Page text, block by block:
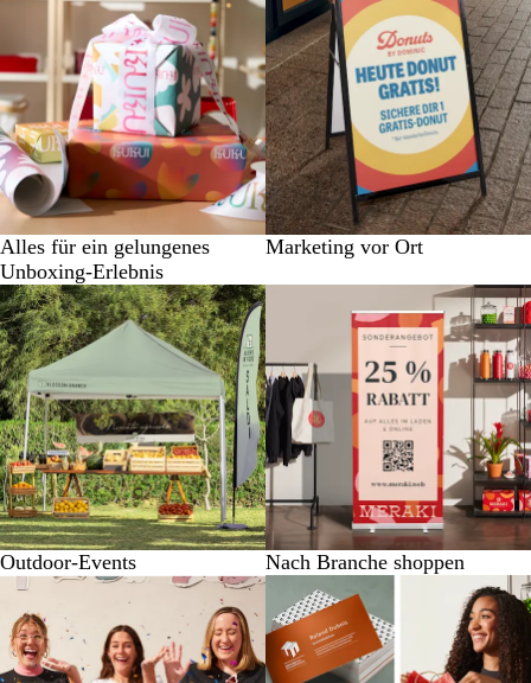
Alles für ein gelungenes
Unboxing-Erlebnis
Marketing vor Ort
Outdoor-Events Nach Branche shoppen